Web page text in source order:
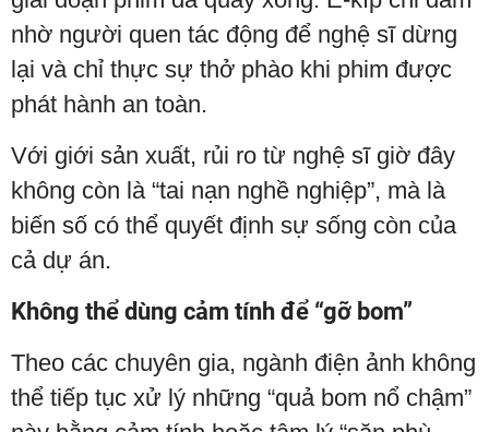
nhờ người quen tác động để nghệ sĩ dừng
lại và chỉ thực sự thở phào khi phim được
phát hành an toàn.
Với giới sản xuất, rủi ro từ nghệ sĩ giờ đây
không còn là “tai nạn nghề nghiệp”, mà là
biến số có thể quyết định sự sống còn của
cả dự án.
Không thể dùng cảm tính để “gỡ bom”
Theo các chuyên gia, ngành điện ảnh không
thể tiếp tục xử lý những “quả bom nổ chậm”